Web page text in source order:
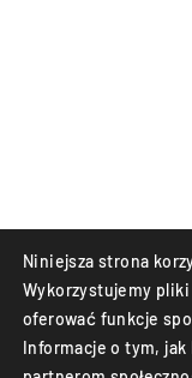
Niniejsza strona
Wykorzystujemy
oferować funkcje
Informacje o tym,